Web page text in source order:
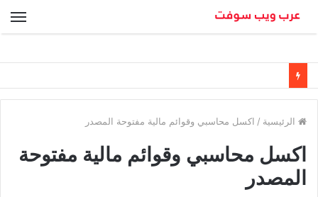
الرئيسية / اكسل محاسبي وقوائم مالية مفتوحة المصدر
اكسل محاسبي وقوائم مالية مفتوحة
المصدر